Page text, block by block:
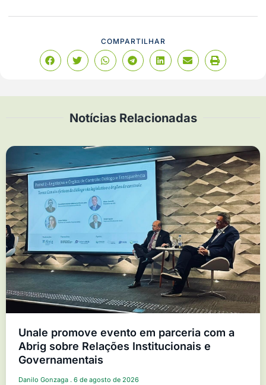
COMPARTILHAR
Notícias Relacionadas
Unale promove evento em parceria com a
Abrig sobre Relações Institucionais e
Governamentais
Danilo Gonzaga 6 de agosto de 2026